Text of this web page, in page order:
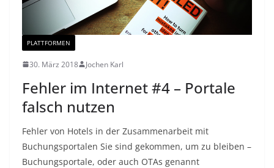
PLATTFORMEN
30. März 2018 Jochen Karl
Fehler im Internet #4 – Portale
falsch nutzen
Fehler von Hotels in der Zusammenarbeit mit
Buchungsportalen Sie sind gekommen, um zu bleiben –
Buchungsportale, oder auch OTAs genannt